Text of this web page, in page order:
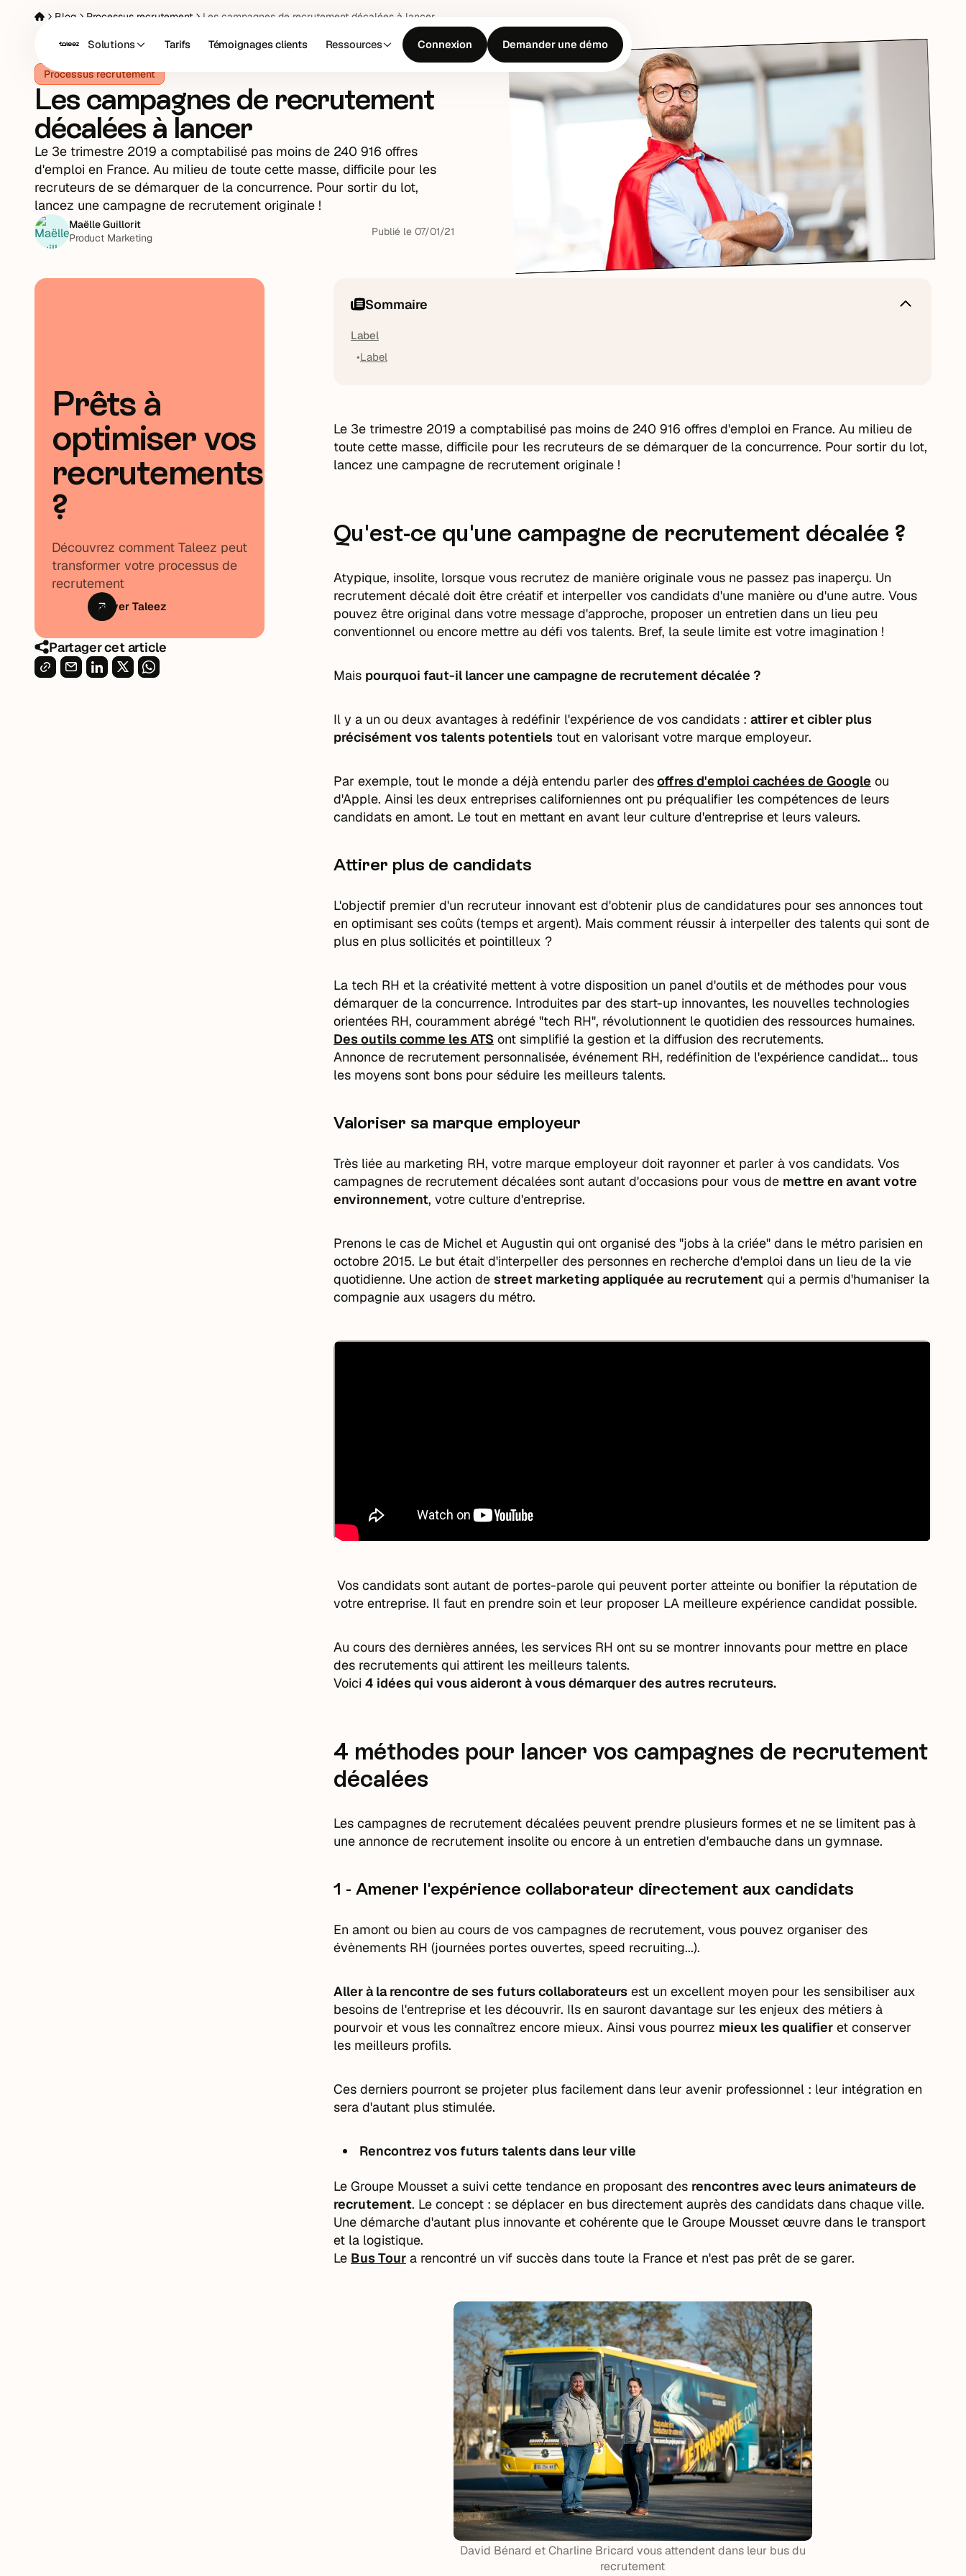
Solutions Tarifs Témoignages clients Ressources Connexion Demander une démo
Blog Processus recrutement Les campagnes de recrutement décalées à lancer
Processus recrutement
Les campagnes de recrutement
décalées à lancer
Le 3e trimestre 2019 a comptabilisé pas moins de 240 916 offres
d'emploi en France. Au milieu de toute cette masse, difficile pour les
recruteurs de se démarquer de la concurrence. Pour sortir du lot,
lancez une campagne de recrutement originale !
Maëlle Guillorit
Product Marketing
Publié le 07/01/21
Prêts à
optimiser vos
recrutements
?
Découvrez comment Taleez peut
transformer votre processus de
recrutement
Essayer Taleez
Partager cet article
Sommaire
Label
Label
Le 3e trimestre 2019 a comptabilisé pas moins de 240 916 offres d'emploi en France. Au milieu de
toute cette masse, difficile pour les recruteurs de se démarquer de la concurrence. Pour sortir du lot,
lancez une campagne de recrutement originale !
Qu'est-ce qu'une campagne de recrutement décalée ?
Atypique, insolite, lorsque vous recrutez de manière originale vous ne passez pas inaperçu. Un
recrutement décalé doit être créatif et interpeller vos candidats d'une manière ou d'une autre. Vous
pouvez être original dans votre message d'approche, proposer un entretien dans un lieu peu
conventionnel ou encore mettre au défi vos talents. Bref, la seule limite est votre imagination !
Mais pourquoi faut-il lancer une campagne de recrutement décalée ?
Il y a un ou deux avantages à redéfinir l'expérience de vos candidats : attirer et cibler plus
précisément vos talents potentiels tout en valorisant votre marque employeur.
Par exemple, tout le monde a déjà entendu parler desoffres d'emploi cachées de Google ou
d'Apple. Ainsi les deux entreprises californiennes ont pu préqualifier les compétences de leurs
candidats en amont. Le tout en mettant en avant leur culture d'entreprise et leurs valeurs.
Attirer plus de candidats
L'objectif premier d'un recruteur innovant est d'obtenir plus de candidatures pour ses annonces tout
en optimisant ses coûts (temps et argent). Mais comment réussir à interpeller des talents qui sont de
plus en plus sollicités et pointilleux ?
La tech RH et la créativité mettent à votre disposition un panel d'outils et de méthodes pour vous
démarquer de la concurrence. Introduites par des start-up innovantes, les nouvelles technologies
orientées RH, couramment abrégé "tech RH", révolutionnent le quotidien des ressources humaines.
Des outils comme les ATS ont simplifié la gestion et la diffusion des recrutements.
Annonce de recrutement personnalisée, événement RH, redéfinition de l'expérience candidat... tous
les moyens sont bons pour séduire les meilleurs talents.
Valoriser sa marque employeur
Très liée au marketing RH, votre marque employeur doit rayonner et parler à vos candidats. Vos
campagnes de recrutement décalées sont autant d'occasions pour vous de mettre en avant votre
environnement, votre culture d'entreprise.
Prenons le cas de Michel et Augustin qui ont organisé des "jobs à la criée" dans le métro parisien en
octobre 2015. Le but était d'interpeller des personnes en recherche d'emploi dans un lieu de la vie
quotidienne. Une action de street marketing appliquée au recrutement qui a permis d'humaniser la
compagnie aux usagers du métro.
Vos candidats sont autant de portes-parole qui peuvent porter atteinte ou bonifier la réputation de
votre entreprise. Il faut en prendre soin et leur proposer LA meilleure expérience candidat possible.
Au cours des dernières années, les services RH ont su se montrer innovants pour mettre en place
des recrutements qui attirent les meilleurs talents.
Voici 4 idées qui vous aideront à vous démarquer des autres recruteurs.
4 méthodes pour lancer vos campagnes de recrutement
décalées
Les campagnes de recrutement décalées peuvent prendre plusieurs formes et ne se limitent pas à
une annonce de recrutement insolite ou encore à un entretien d'embauche dans un gymnase.
1 - Amener l'expérience collaborateur directement aux candidats
En amont ou bien au cours de vos campagnes de recrutement, vous pouvez organiser des
évènements RH (journées portes ouvertes, speed recruiting...).
Aller à la rencontre de ses futurs collaborateurs est un excellent moyen pour les sensibiliser aux
besoins de l'entreprise et les découvrir. Ils en sauront davantage sur les enjeux des métiers à
pourvoir et vous les connaîtrez encore mieux. Ainsi vous pourrez mieux les qualifier et conserver
les meilleurs profils.
Ces derniers pourront se projeter plus facilement dans leur avenir professionnel : leur intégration en
sera d'autant plus stimulée.
Rencontrez vos futurs talents dans leur ville
Le Groupe Mousset a suivi cette tendance en proposant des rencontres avec leurs animateurs de
recrutement. Le concept : se déplacer en bus directement auprès des candidats dans chaque ville.
Une démarche d'autant plus innovante et cohérente que le Groupe Mousset œuvre dans le transport
et la logistique.
Le Bus Tour a rencontré un vif succès dans toute la France et n'est pas prêt de se garer.
David Bénard et Charline Bricard vous attendent dans leur bus du
recrutement